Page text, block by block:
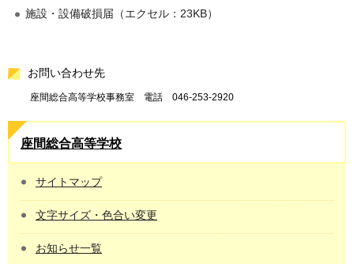
施設・設備破損届（エクセル：23KB）
お問い合わせ先
座間総合高等学校事務室 電話 046-253-2920
座間総合高等学校
サイトマップ
文字サイズ・色合い変更
お知らせ一覧